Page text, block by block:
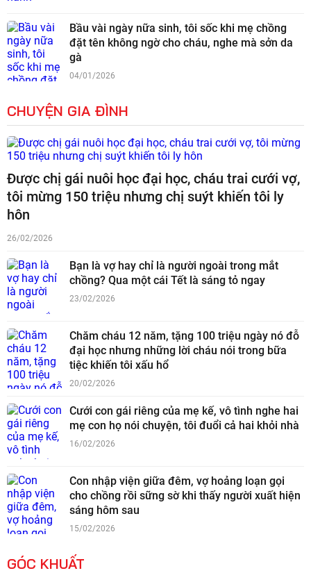
Bầu vài ngày nữa sinh, tôi sốc khi mẹ chồng
đặt tên không ngờ cho cháu, nghe mà sởn da
gà
04/01/2026
CHUYỆN GIA ĐÌNH
Được chị gái nuôi học đại học, cháu trai cưới vợ,
tôi mừng 150 triệu nhưng chị suýt khiến tôi ly
hôn
26/02/2026
Bạn là vợ hay chỉ là người ngoài trong mắt
chồng? Qua một cái Tết là sáng tỏ ngay
23/02/2026
Chăm cháu 12 năm, tặng 100 triệu ngày nó đỗ
đại học nhưng những lời cháu nói trong bữa
tiệc khiến tôi xấu hổ
20/02/2026
Cưới con gái riêng của mẹ kế, vô tình nghe hai
mẹ con họ nói chuyện, tôi đuổi cả hai khỏi nhà
16/02/2026
Con nhập viện giữa đêm, vợ hoảng loạn gọi
cho chồng rồi sững sờ khi thấy người xuất hiện
sáng hôm sau
15/02/2026
GÓC KHUẤT